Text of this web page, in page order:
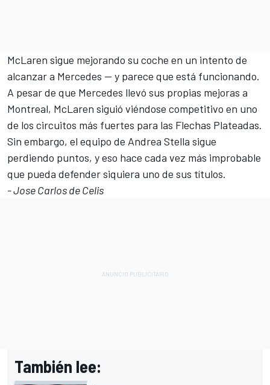
McLaren sigue mejorando su coche en un intento de
alcanzar a Mercedes — y parece que está funcionando.
A pesar de que Mercedes llevó sus propias mejoras a
Montreal, McLaren siguió viéndose competitivo en uno
de los circuitos más fuertes para las Flechas Plateadas.
Sin embargo, el equipo de Andrea Stella sigue
perdiendo puntos, y eso hace cada vez más improbable
que pueda defender siquiera uno de sus títulos.
- Jose Carlos de Celis
También lee: